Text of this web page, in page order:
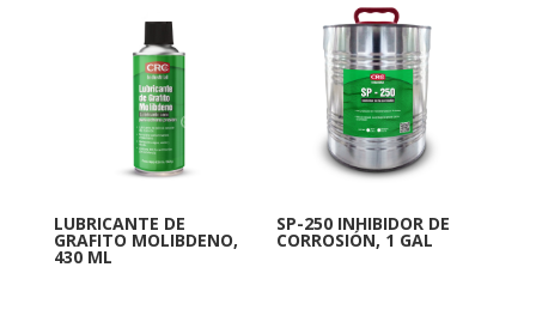
LUBRICANTE DE
GRAFITO MOLIBDENO,
430 ML
SP-250 INHIBIDOR DE
CORROSIÓN, 1 GAL